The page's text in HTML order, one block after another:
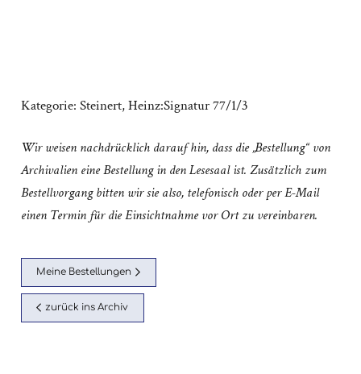
Kategorie: Steinert, Heinz:Signatur 77/1/3
Wir weisen nachdrücklich darauf hin, dass die „Bestellung“ von
Archivalien eine Bestellung in den Lesesaal ist. Zusätzlich zum
Bestellvorgang bitten wir sie also, telefonisch oder per E-Mail
einen Termin für die Einsichtnahme vor Ort zu vereinbaren.
Meine Bestellungen
zurück ins Archiv